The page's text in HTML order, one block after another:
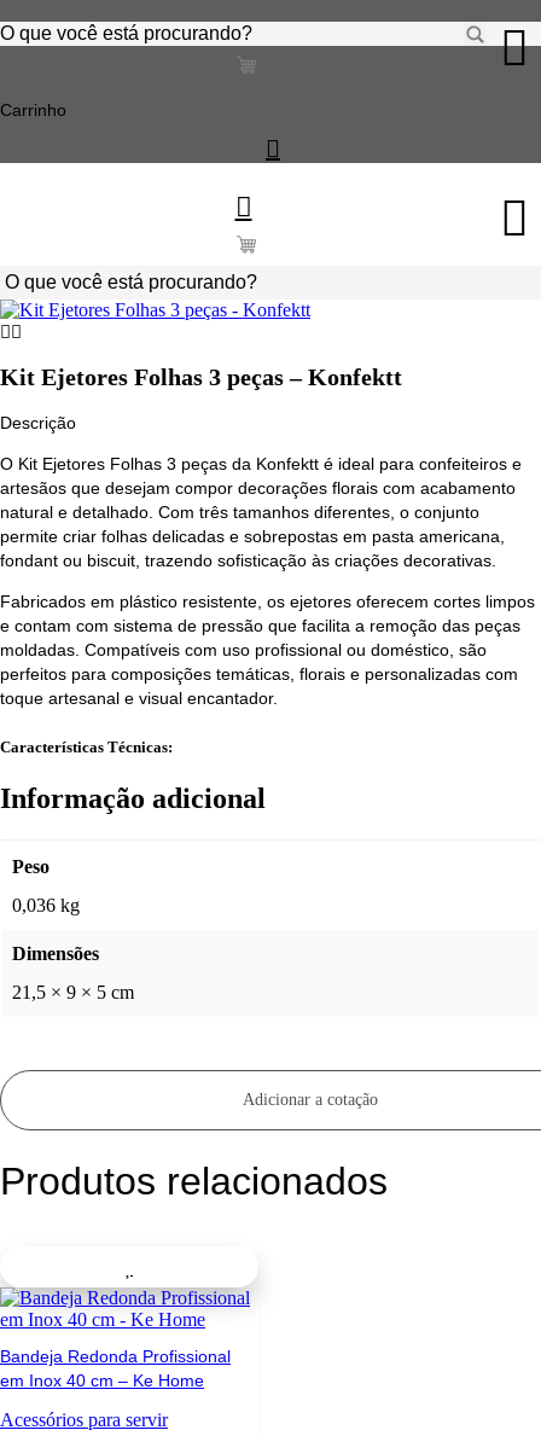
para
o
Pesquisar
...
Carrinho
Pesquisar
...
Kit Ejetores Folhas 3 peças – Konfektt
Descrição
O Kit Ejetores Folhas 3 peças da Konfektt é ideal para confeiteiros e
artesãos que desejam compor decorações florais com acabamento
natural e detalhado. Com três tamanhos diferentes, o conjunto
permite criar folhas delicadas e sobrepostas em pasta americana,
fondant ou biscuit, trazendo sofisticação às criações decorativas.
Fabricados em plástico resistente, os ejetores oferecem cortes limpos
e contam com sistema de pressão que facilita a remoção das peças
moldadas. Compatíveis com uso profissional ou doméstico, são
perfeitos para composições temáticas, florais e personalizadas com
toque artesanal e visual encantador.
Características Técnicas:
Informação adicional
Peso
0,036 kg
Dimensões
21,5 × 9 × 5 cm
Adicionar a cotação
Produtos relacionados
Bandeja Redonda Profissional
em Inox 40 cm – Ke Home
Acessórios para servir